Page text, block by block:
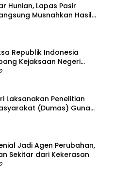
Hunian, Lapas Pasir
Musnahkan Hasil
Republik Indonesia
Kejaksaan Negeri
melaporkan Alvin Lim ke
Laksanakan Penelitian
(Dumas) Guna
Personil Polri
Jadi Agen Perubahan,
Sekitar dari Kekerasan